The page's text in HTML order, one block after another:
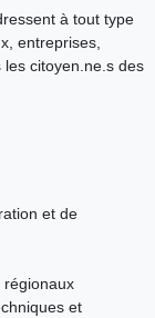
à tout type
entreprises,
citoyen.ne.s des
et de
et